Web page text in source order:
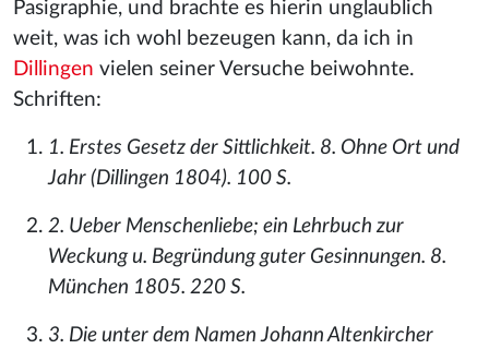
Pasigraphie, und brachte es hierin unglaublich
weit, was ich wohl bezeugen kann, da ich in
Dillingen vielen seiner Versuche beiwohnte.
Schriften:
1. Erstes Gesetz der Sittlichkeit. 8. Ohne Ort und
Jahr (Dillingen 1804). 100 S.
2. Ueber Menschenliebe; ein Lehrbuch zur
Weckung u. Begründung guter Gesinnungen. 8.
München 1805. 220 S.
3. Die unter dem Namen Johann Altenkircher